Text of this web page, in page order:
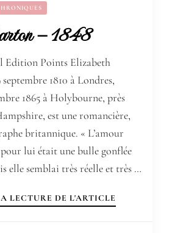
– 1848
Edition Points Elizabeth
1810 à Londres,
1865 à Holybourne, près
est une romancière,
britannique. « L’amour
lui était une bulle gonflée
elle semblai très réelle et très …
LECTURE DE L'ARTICLE